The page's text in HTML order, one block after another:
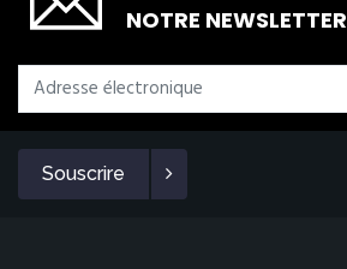
NOTRE NEWSLETTER
Souscrire